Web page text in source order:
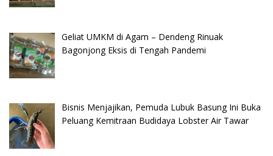
Geliat UMKM di Agam – Dendeng Rinuak
Bagonjong Eksis di Tengah Pandemi
Bisnis Menjajikan, Pemuda Lubuk Basung Ini Buka
Peluang Kemitraan Budidaya Lobster Air Tawar